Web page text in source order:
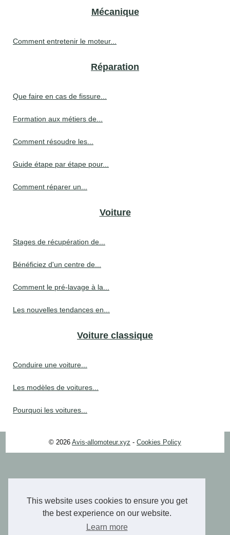
This website uses cookies to ensure you get
the best experience on our website.
Learn more
Mécanique
Comment entretenir le moteur...
Réparation
Que faire en cas de fissure...
Formation aux métiers de...
Comment résoudre les...
Guide étape par étape pour...
Comment réparer un...
Voiture
Stages de récupération de...
Bénéficiez d'un centre de...
Comment le pré-lavage à la...
Les nouvelles tendances en...
Voiture classique
Conduire une voiture...
Les modèles de voitures...
Pourquoi les voitures...
© 2026 Avis-allomoteur.xyz - Cookies Policy